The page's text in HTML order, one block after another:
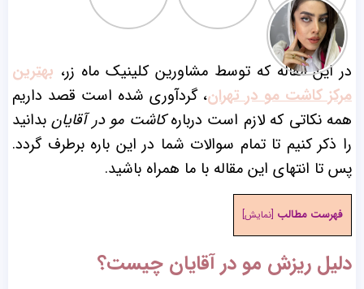
قبل و بعد
کاشت ابرو
در این مقاله که توسط مشاورین کلینیک ماه زر، بهترین
مرکز کاشت مو در تهران، گردآوری شده است قصد داریم
همه نکاتی که لازم است دربارهکاشت مو در آقایانبدانید
را ذکر کنیم تا تمام سوالات شما در این باره برطرف گردد.
پس تا انتهای این مقاله با ما همراه باشید.
فهرست مطالب [نمایش]
دلیل ریزش مو در آقایان چیست؟